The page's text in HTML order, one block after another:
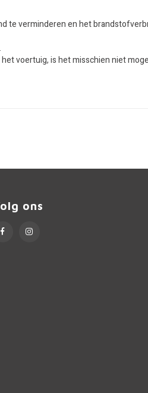
te verminderen en het
voertuig, is het misschien niet
ons